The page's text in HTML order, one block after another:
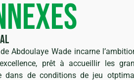
Abdoulaye Wade incarne
prêt à accueillir les
dans de conditions de jeu